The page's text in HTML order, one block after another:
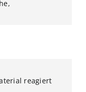
reagiert